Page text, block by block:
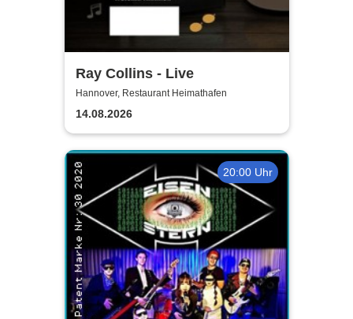
Ray Collins - Live
Hannover, Restaurant Heimathafen
14.08.2026
20:00 Uhr